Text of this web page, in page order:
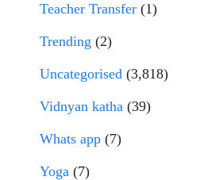
Teacher Transfer (1)
Trending (2)
Uncategorised (3,818)
Vidnyan katha (39)
Whats app (7)
Yoga (7)